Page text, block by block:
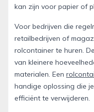
kan zijn voor papier of
Voor bedrijven die
retailbedrijven of
rolcontainer te huren.
van kleinere
materialen. Een
handige oplossing die
efficiënt te verwijderen.